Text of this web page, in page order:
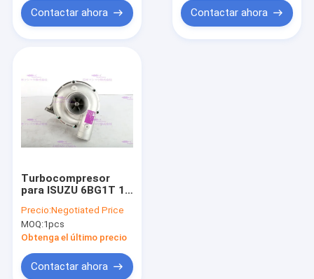
Contactar ahora Contactar ahora
Turbocompresor
para ISUZU 6BG1T 1-
Precio:Negotiated Price
MOQ:1pcs
Obtenga el último precio
Contactar ahora